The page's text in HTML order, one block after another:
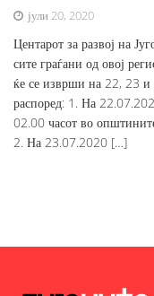
јули 20, 2020
Центарот за развој на
сите граѓани од овој
ќе се изврши на 22, 23 и
распоред: 1. На
02.00 часот во
2. На 23.07.2020 […]